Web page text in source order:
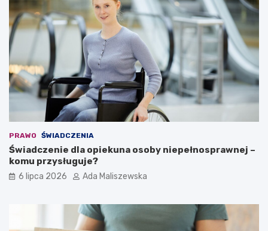
PRAWO ŚWIADCZENIA
Świadczenie dla opiekuna osoby niepełnosprawnej –
komu przysługuje?
6 lipca 2026 Ada Maliszewska